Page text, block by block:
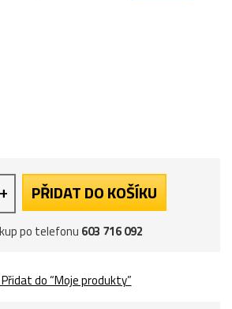
+ PŘIDAT DO KOŠÍKU
po telefonu 603 716 092
Přidat do “Moje produkty”